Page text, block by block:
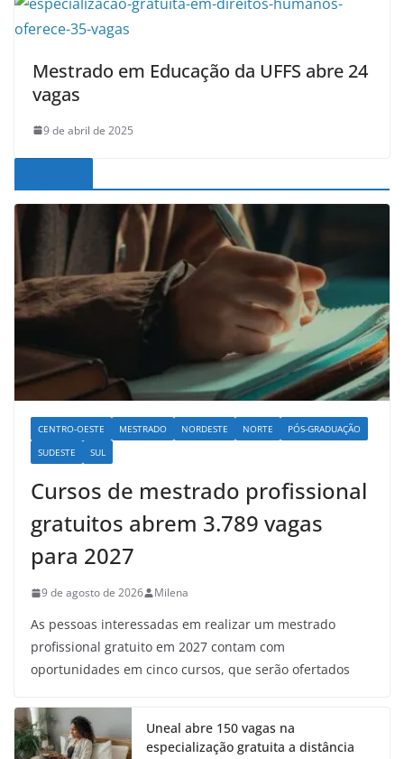
Mestrado em Educação da UFFS abre 24
vagas
9 de abril de 2025
CENTRO-OESTE MESTRADO NORDESTE NORTE
PÓS-GRADUAÇÃO
SUDESTE
SUL
Cursos de mestrado profissional
gratuitos abrem 3.789 vagas
para 2027
9 de agosto de 2026 Milena
As pessoas interessadas em realizar um mestrado
profissional gratuito em 2027 contam com
oportunidades em cinco cursos, que serão ofertados
Uneal abre 150 vagas na
especialização gratuita a distância